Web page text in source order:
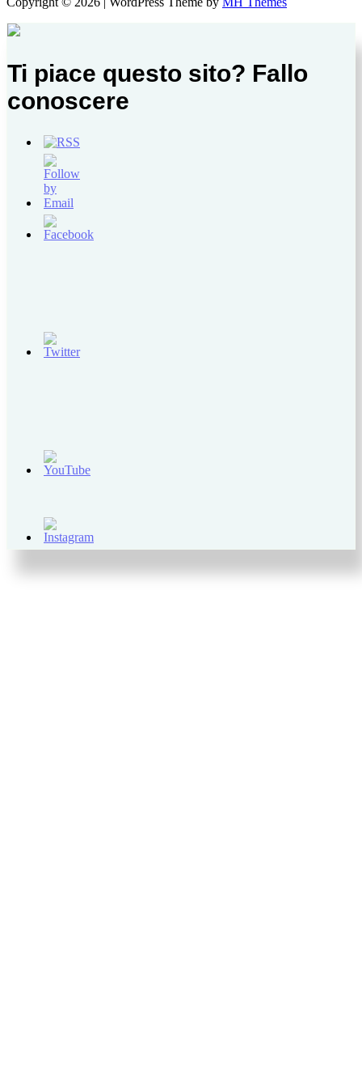
Ti piace questo sito? Fallo
conoscere